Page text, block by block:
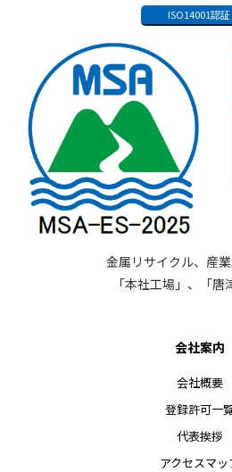
ISO14001認証
金属リサイクル、産
「本社工場」、「唐
会社案内
会社概要
登録許可一
代表挨拶
アクセスマッ